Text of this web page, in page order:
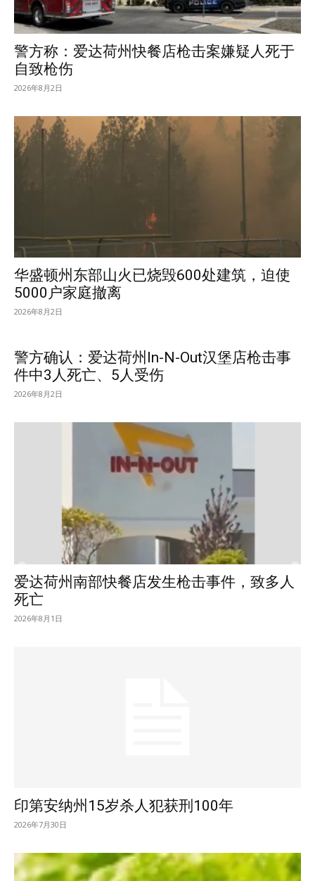
警方称：爱达荷州快餐店枪击案嫌疑人死于
自致枪伤
2026年8月2日
华盛顿州东部山火已烧毁600处建筑，迫使
5000户家庭撤离
2026年8月2日
警方确认：爱达荷州In-N-Out汉堡店枪击事
件中3人死亡、5人受伤
2026年8月2日
爱达荷州南部快餐店发生枪击事件，致多人
死亡
2026年8月1日
印第安纳州15岁杀人犯获刑100年
2026年7月30日